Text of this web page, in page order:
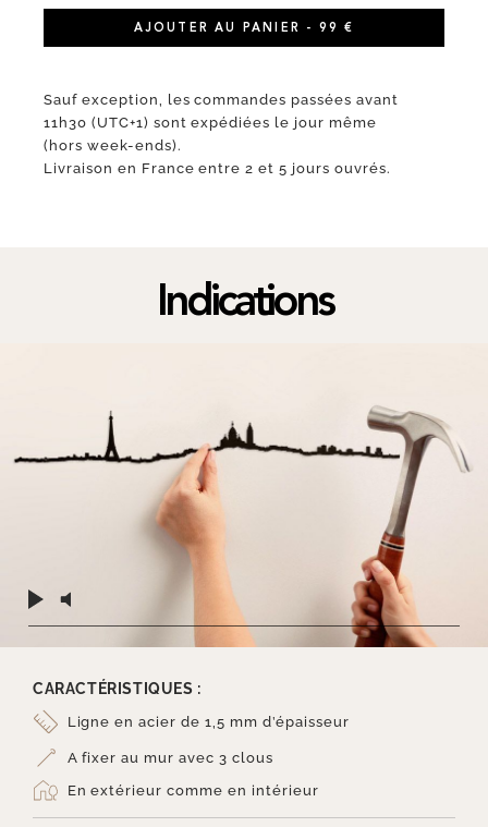
AJOUTER AU PANIER - 99 €
Sauf exception, les commandes passées avant
11h30 (UTC+1) sont expédiées le jour même
(hors week-ends).
Livraison en France entre 2 et 5 jours ouvrés.
Indications
CARACTÉRISTIQUES :
Ligne en acier de 1,5 mm d’épaisseur
A fixer au mur avec 3 clous
En extérieur comme en intérieur